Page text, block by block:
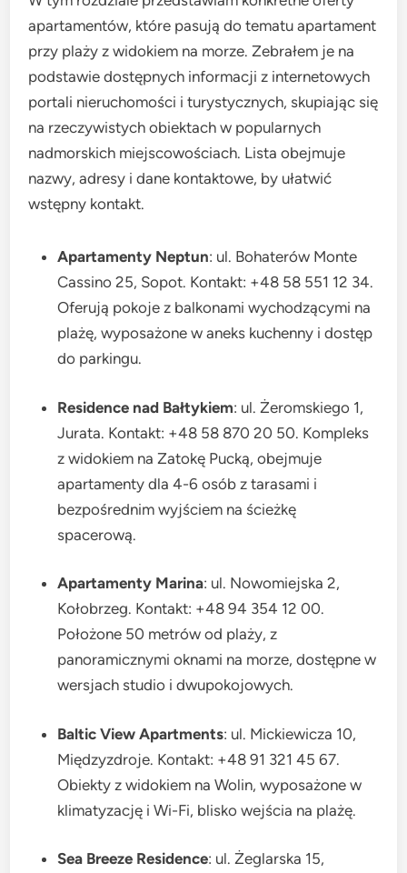
apartamentów, które pasują do tematu apartament
przy plaży z widokiem na morze. Zebrałem je na
podstawie dostępnych informacji z internetowych
portali nieruchomości i turystycznych, skupiając się
na rzeczywistych obiektach w popularnych
nadmorskich miejscowościach. Lista obejmuje
nazwy, adresy i dane kontaktowe, by ułatwić
wstępny kontakt.
Apartamenty Neptun: ul. Bohaterów Monte
Cassino 25, Sopot. Kontakt: +48 58 551 12 34.
Oferują pokoje z balkonami wychodzącymi na
plażę, wyposażone w aneks kuchenny i dostęp
do parkingu.
Residence nad Bałtykiem: ul. Żeromskiego 1,
Jurata. Kontakt: +48 58 870 20 50. Kompleks
z widokiem na Zatokę Pucką, obejmuje
apartamenty dla 4-6 osób z tarasami i
bezpośrednim wyjściem na ścieżkę
spacerową.
Apartamenty Marina: ul. Nowomiejska 2,
Kołobrzeg. Kontakt: +48 94 354 12 00.
Położone 50 metrów od plaży, z
panoramicznymi oknami na morze, dostępne w
wersjach studio i dwupokojowych.
Baltic View Apartments: ul. Mickiewicza 10,
Międzyzdroje. Kontakt: +48 91 321 45 67.
Obiekty z widokiem na Wolin, wyposażone w
klimatyzację i Wi-Fi, blisko wejścia na plażę.
Sea Breeze Residence: ul. Żeglarska 15,